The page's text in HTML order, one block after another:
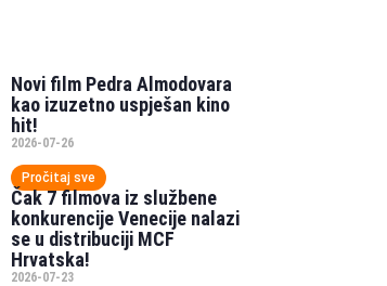
Novi film Pedra Almodovara
kao izuzetno uspješan kino
hit!
2026-07-26
Pročitaj sve
Čak 7 filmova iz službene
konkurencije Venecije nalazi
se u distribuciji MCF
Hrvatska!
2026-07-23